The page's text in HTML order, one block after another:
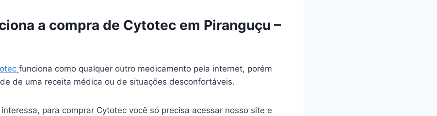
a compra de Cytotec em Piranguçu –
funciona como qualquer outro medicamento pela internet, porém
de uma receita médica ou de situações desconfortáveis.
para comprar Cytotec você só precisa acessar nosso site e